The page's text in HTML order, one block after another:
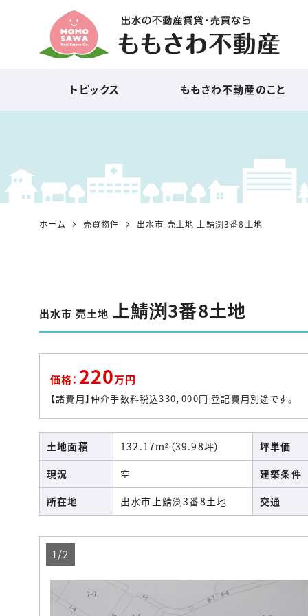
出水の不動産賃貸・売買
トピックス ももさわ不動産のこと
ホーム 売買物件 出水市 売土地 上鯖渕3番8土地
出水市 売土地 上鯖渕3番8土地
価格： 220万円
【諸費用】仲介手数料税込330，000円 登記費用別途です。
土地面積 132.17m²（39.98坪）
坪単価
現況
空
建築条件
所在地
出水市上鯖渕3番8土地 交通
1/2